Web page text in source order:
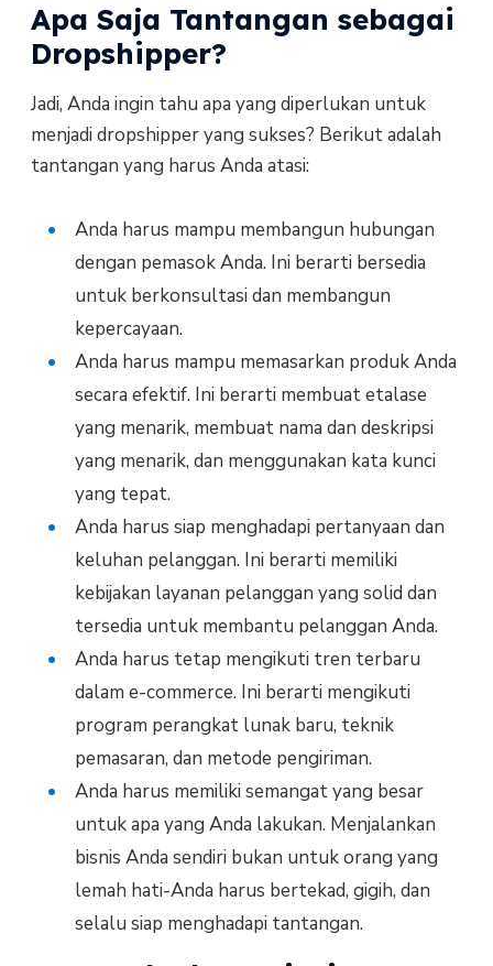
Apa Saja Tantangan sebagai
Dropshipper?
Jadi, Anda ingin tahu apa yang diperlukan untuk
menjadi dropshipper yang sukses? Berikut adalah
tantangan yang harus Anda atasi:
Anda harus mampu membangun hubungan
dengan pemasok Anda. Ini berarti bersedia
untuk berkonsultasi dan membangun
kepercayaan.
Anda harus mampu memasarkan produk Anda
secara efektif. Ini berarti membuat etalase
yang menarik, membuat nama dan deskripsi
yang menarik, dan menggunakan kata kunci
yang tepat.
Anda harus siap menghadapi pertanyaan dan
keluhan pelanggan. Ini berarti memiliki
kebijakan layanan pelanggan yang solid dan
tersedia untuk membantu pelanggan Anda.
Anda harus tetap mengikuti tren terbaru
dalam e-commerce. Ini berarti mengikuti
program perangkat lunak baru, teknik
pemasaran, dan metode pengiriman.
Anda harus memiliki semangat yang besar
untuk apa yang Anda lakukan. Menjalankan
bisnis Anda sendiri bukan untuk orang yang
lemah hati-Anda harus bertekad, gigih, dan
selalu siap menghadapi tantangan.